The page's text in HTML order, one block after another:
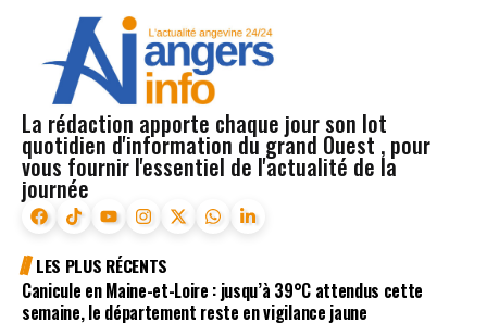
La rédaction apporte chaque jour son lot
quotidien d'information du grand Ouest , pour
vous fournir l'essentiel de l'actualité de la
journée
LES PLUS RÉCENTS
Canicule en Maine-et-Loire : jusqu’à 39°C attendus cette
semaine, le département reste en vigilance jaune